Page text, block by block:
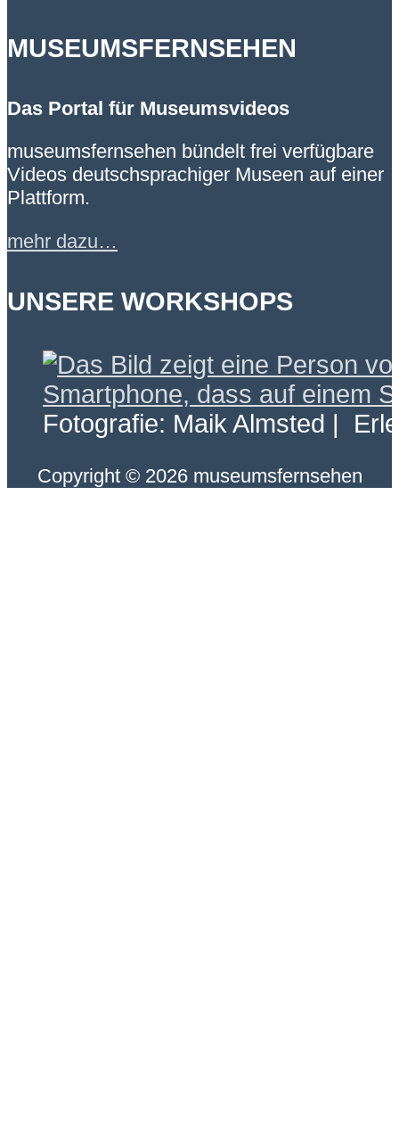
MUSEUMSFERNSEHEN
Das Portal für Museumsvideos
museumsfernsehen bündelt frei verfügbare
Videos deutschsprachiger Museen auf einer
Plattform.
mehr dazu…
UNSERE WORKSHOPS
Fotografie: Maik Almsted |
Copyright © 2026 museumsfernsehen